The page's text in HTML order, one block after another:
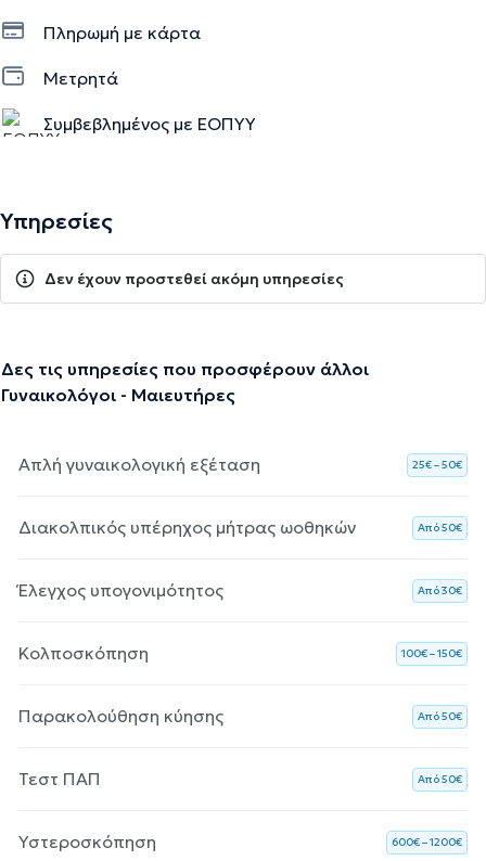
Πληρωμή με κάρτα
Μετρητά
Συμβεβλημένος με ΕΟΠΥΥ
Υπηρεσίες
Δεν έχουν προστεθεί ακόμη υπηρεσίες
Δες τις υπηρεσίες που προσφέρουν άλλοι
Γυναικολόγοι - Μαιευτήρες
Απλή γυναικολογική εξέταση 25€ – 50€
Διακολπικός υπέρηχος μήτρας ωοθηκών Aπό 50€
Έλεγχος υπογονιμότητος Aπό 30€
Κολποσκόπηση 100€ – 150€
Παρακολούθηση κύησης Aπό 50€
Τεστ ΠΑΠ Aπό 50€
Υστεροσκόπηση 600€ – 1200€